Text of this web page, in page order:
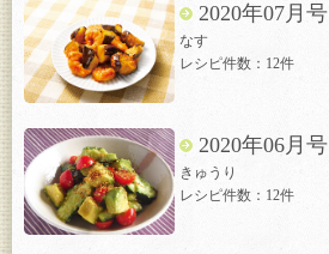
2020年07月号
なす
レシピ件数：12件
2020年06月号
きゅうり
レシピ件数：12件